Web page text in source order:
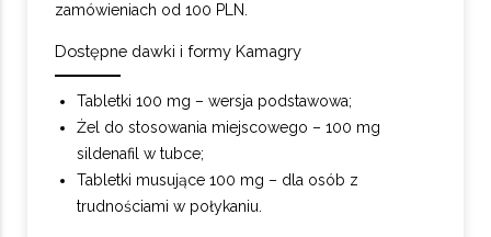
zamówieniach od 100 PLN.
Dostępne dawki i formy Kamagry
Tabletki 100 mg – wersja podstawowa;
Żel do stosowania miejscowego – 100 mg
sildenafil w tubce;
Tabletki musujące 100 mg – dla osób z
trudnościami w połykaniu.